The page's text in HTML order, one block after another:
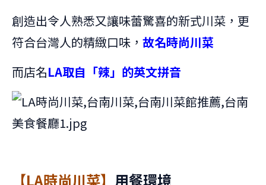
創造出令人熟悉又讓味蕾驚喜的新式川菜，更
符合台灣人的精緻口味， 故名時尚川菜
而店名LA取自「辣」的英文拼音
【LA時尚川菜】 用餐環境